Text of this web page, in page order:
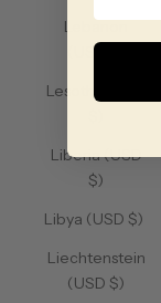
Lebanon
(USD $)
Lesotho (USD
Liberia (USD
$)
Libya (USD $)
Liechtenstein
(USD $)